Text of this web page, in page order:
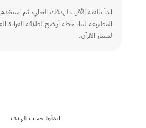
ابدأ بالفئة الأقرب لهدفك الحالي، ثم استخدم
المطبوعة لبناء خطة أوضح لطلاقة القراءة
لمسار القرآن.
ابدأوا حسب الهدف